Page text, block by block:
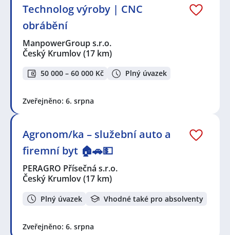
Technolog výroby | CNC
obrábění
ManpowerGroup s.r.o.
Český Krumlov(17 km)
50 000 – 60 000 Kč Plný úvazek
Zveřejněno: 6. srpna
Agronom/ka – služební auto a
firemní byt 🏠🚗💵
PERAGRO Přísečná s.r.o.
Český Krumlov(17 km)
Plný úvazek Vhodné také pro absolventy
Zveřejněno: 6. srpna